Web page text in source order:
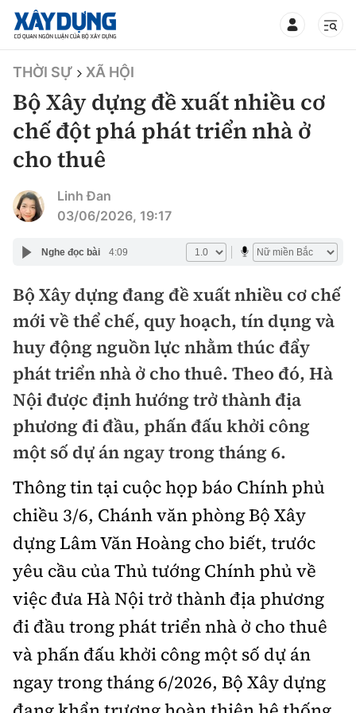
TIN BỘ XÂY DỰNG
CHUYÊN MỤC
Mới nhất
Thời sự
Chính trị
Xã hội
Chuyện dọc đường
Cải chính
Xây dựng
Chỉ đạo điều hành
Quy hoạch kiến trúc
Vật liệu xây dựng
Giám định chất lượng
Quản lý đô thị
Giao thông
Quản lý
Đường bộ
Hàng không
Đường sắt
Đăng kiểm
Đường sắt tốc độ cao
Đường thủy
Hàng hải
Đường sắt đô thị
Kinh tế
Thị trường
Chứng khoán
Bảo hiểm
Doanh nghiệp
Pháp luật
Thanh tra
An ninh hình sự
Điều tra
Pháp đình
Hỏi - Đáp
An toàn giao thông
Giao thông 24h
ATGT địa phương
Văn hóa giao thông
Lái xe an toàn
Chung tay vì ATGT
Chất lượng sống
Giáo dục
Y tế
Đời sống
Lao động - Công đoàn
Văn hóa - Giải Trí
Văn hóa
Showbiz
Điện ảnh
Thể thao
Bóng đá
Bình luận
Công nghệ
THỜI SỰ XÃ HỘI
Bộ Xây dựng đề xuất nhiều cơ
chế đột phá phát triển nhà ở
cho thuê
Linh Đan
03/06/2026, 19:17
Nghe đọc bài 4:09
Bộ Xây dựng đang đề xuất nhiều cơ chế
mới về thể chế, quy hoạch, tín dụng và
huy động nguồn lực nhằm thúc đẩy
phát triển nhà ở cho thuê. Theo đó, Hà
Nội được định hướng trở thành địa
phương đi đầu, phấn đấu khởi công
một số dự án ngay trong tháng 6.
Thông tin tại cuộc họp báo Chính phủ
chiều 3/6, Chánh văn phòng Bộ Xây
dựng Lâm Văn Hoàng cho biết, trước
yêu cầu của Thủ tướng Chính phủ về
việc đưa Hà Nội trở thành địa phương
đi đầu trong phát triển nhà ở cho thuê
và phấn đấu khởi công một số dự án
ngay trong tháng 6/2026, Bộ Xây dựng